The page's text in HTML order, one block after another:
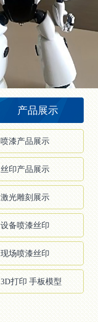
产品展示
喷漆产品展示
丝印产品展示
激光雕刻展示
设备喷漆丝印
现场喷漆丝印
3D打印 手板模型